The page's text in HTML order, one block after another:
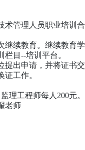
管理人员职业培训
继续教育。继续教育
栏目--培训平台。
提出申请，并将证书
工作。
理工程师每人200元。
老师